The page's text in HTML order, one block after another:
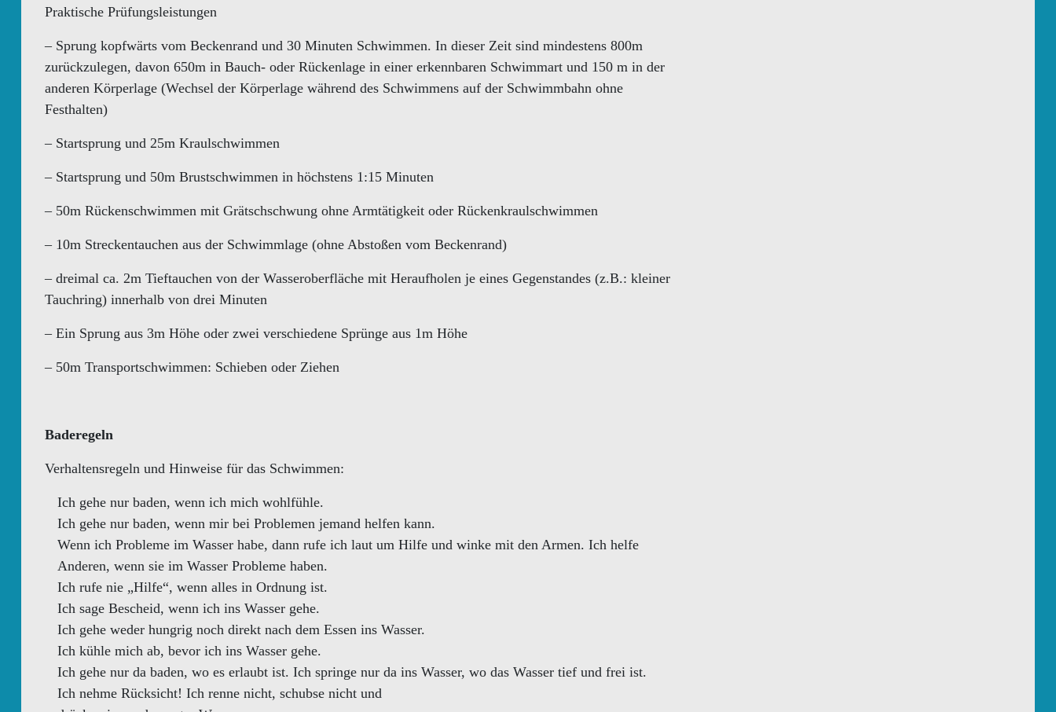
Praktische Prüfungsleistungen
– Sprung kopfwärts vom Beckenrand und 30 Minuten Schwimmen. In dieser Zeit sind mindestens 800m
zurückzulegen, davon 650m in Bauch- oder Rückenlage in einer erkennbaren Schwimmart und 150 m in der
anderen Körperlage (Wechsel der Körperlage während des Schwimmens auf der Schwimmbahn ohne
Festhalten)
– Startsprung und 25m Kraulschwimmen
– Startsprung und 50m Brustschwimmen in höchstens 1:15 Minuten
– 50m Rückenschwimmen mit Grätschschwung ohne Armtätigkeit oder Rückenkraulschwimmen
– 10m Streckentauchen aus der Schwimmlage (ohne Abstoßen vom Beckenrand)
– dreimal ca. 2m Tieftauchen von der Wasseroberfläche mit Heraufholen je eines Gegenstandes (z.B.: kleiner
Tauchring) innerhalb von drei Minuten
– Ein Sprung aus 3m Höhe oder zwei verschiedene Sprünge aus 1m Höhe
– 50m Transportschwimmen: Schieben oder Ziehen
Baderegeln
Verhaltensregeln und Hinweise für das Schwimmen:
Ich gehe nur baden, wenn ich mich wohlfühle.
Ich gehe nur baden, wenn mir bei Problemen jemand helfen kann.
Wenn ich Probleme im Wasser habe, dann rufe ich laut um Hilfe und winke mit den Armen. Ich helfe
Anderen, wenn sie im Wasser Probleme haben.
Ich rufe nie „Hilfe“, wenn alles in Ordnung ist.
Ich sage Bescheid, wenn ich ins Wasser gehe.
Ich gehe weder hungrig noch direkt nach dem Essen ins Wasser.
Ich kühle mich ab, bevor ich ins Wasser gehe.
Ich gehe nur da baden, wo es erlaubt ist. Ich springe nur da ins Wasser, wo das Wasser tief und frei ist.
Ich nehme Rücksicht! Ich renne nicht, schubse nicht und